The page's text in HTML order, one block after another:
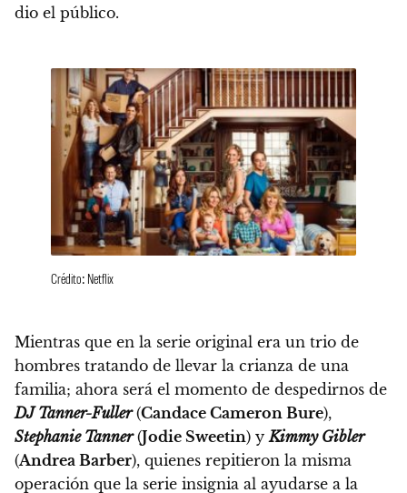
dio el público.
Crédito: Netflix
Mientras que en la serie original era un trio de
hombres tratando de llevar la crianza de una
familia; ahora será el momento de despedirnos de
DJ Tanner-Fuller(Candace Cameron Bure),
Stephanie Tanner(Jodie Sweetin) yKimmy Gibler
(Andrea Barber), quienes repitieron la misma
operación que la serie insignia al ayudarse a la